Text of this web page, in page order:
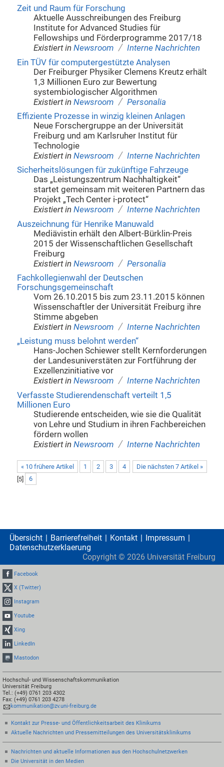
Zeit und Raum für Forschung
Aktuelle Ausschreibungen des Freiburg
Institute for Advanced Studies für
Fellowships und Förderprogramme 2017/18
Existiert in Newsroom / Interne Nachrichten
Ein TÜV für computergestützte Analysen
Der Freiburger Physiker Clemens Kreutz erhält
1,3 Millionen Euro zur Bewertung
systembiologischer Algorithmen
Existiert in Newsroom / Personalia
Effiziente Prozesse in winzig kleinen Anlagen
Neue Forschergruppe an der Universität
Freiburg und am Karlsruher Institut für
Technologie
Existiert in Newsroom / Interne Nachrichten
Sicherheitslösungen für zukünftige Fahrzeuge
Das „Leistungszentrum Nachhaltigkeit“
startet gemeinsam mit weiteren Partnern das
Projekt „Tech Center i-protect“
Existiert in Newsroom / Interne Nachrichten
Auszeichnung für Henrike Manuwald
Mediävistin erhält den Albert-Bürklin-Preis
2015 der Wissenschaftlichen Gesellschaft
Freiburg
Existiert in Newsroom / Personalia
Fachkollegienwahl der Deutschen
Forschungsgemeinschaft
Vom 26.10.2015 bis zum 23.11.2015 können
Wissenschaftler der Universität Freiburg ihre
Stimme abgeben
Existiert in Newsroom / Interne Nachrichten
„Leistung muss belohnt werden“
Hans-Jochen Schiewer stellt Kernforderungen
der Landesuniverstäten zur Fortführung der
Exzellenzinitiative vor
Existiert in Newsroom / Interne Nachrichten
Verfasste Studierendenschaft verteilt 1,5
Millionen Euro
Studierende entscheiden, wie sie die Qualität
von Lehre und Studium in ihren Fachbereichen
fördern wollen
Existiert in Newsroom / Interne Nachrichten
« 10 frühere Artikel Die nächsten 7 Artikel »
1 2 3
4
[5] 6
Übersicht Barrierefreiheit Kontakt
Impressum
Datenschutzerklaerung
Copyright © 2026 Universität Freiburg
Facebook
X (Twitter)
Instagram
Youtube
Xing
LinkedIn
Mastodon
Hochschul- und Wissenschaftskommunikation
Universität Freiburg
Tel.: (+49) 0761 203 4302
Fax: (+49) 0761 203 4278
kommunikation@zv.uni-freiburg.de
Kontakt zur Presse- und Öffentlichkeitsarbeit des Klinikums
Aktuelle Nachrichten und Pressemitteilungen des Universitätsklinikums
Nachrichten und aktuelle Informationen aus den Hochschulnetzwerken
Die Universität in den Medien